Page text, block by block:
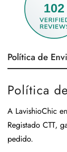
102
Política de
Política
A LavishioChic
Registado CTT,
pedido.